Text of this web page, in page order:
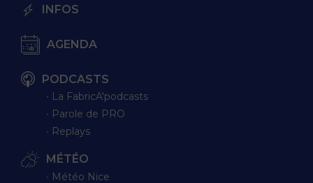
INFOS
AGENDA
PODCASTS
∙ La FabricA'podcasts
∙ Parole de PRO
∙ Replays
MÉTÉO
∙ Météo Nice